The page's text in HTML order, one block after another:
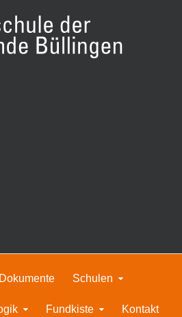
Dokumente Schulen
Fundkiste Kontakt